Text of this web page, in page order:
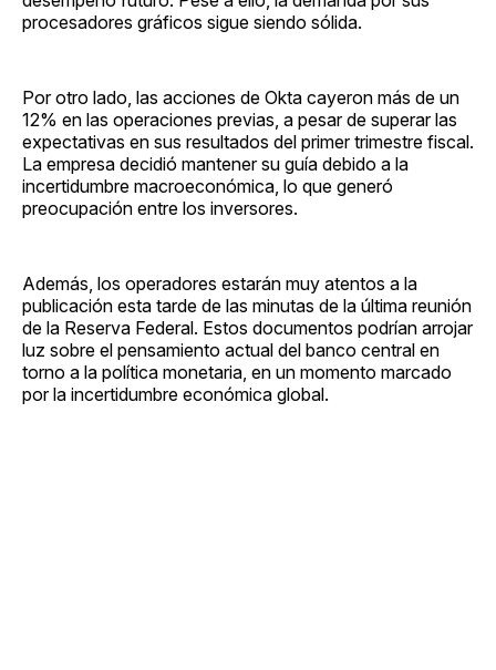
procesadores gráficos sigue siendo sólida.
Por otro lado, las acciones de Okta cayeron más de un
12% en las operaciones previas, a pesar de superar las
expectativas en sus resultados del primer trimestre fiscal.
La empresa decidió mantener su guía debido a la
incertidumbre macroeconómica, lo que generó
preocupación entre los inversores.
Además, los operadores estarán muy atentos a la
publicación esta tarde de las minutas de la última reunión
de la Reserva Federal. Estos documentos podrían arrojar
luz sobre el pensamiento actual del banco central en
torno a la política monetaria, en un momento marcado
por la incertidumbre económica global.